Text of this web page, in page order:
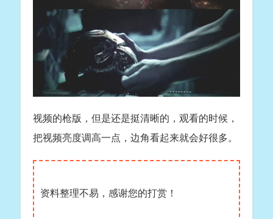
视频的枪版，但是还是挺清晰的，观看的时候，
把视频亮度调高一点，边角看起来就会好很多。
资料整理不易，感谢您的打赏！